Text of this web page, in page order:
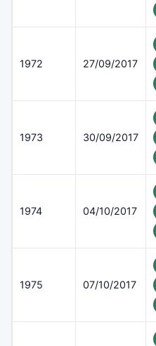
1972 27/09/2017
1973 30/09/2017
1974 04/10/2017
1975 07/10/2017